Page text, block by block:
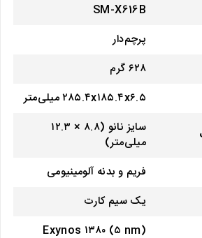
SM-X616B
پرچم‌دار
۶۲۸ گرم
۲۸۵.۴x۱۸۵.۴x۶.۵ میلی‌متر
سایز نانو (۸.۸ × ۱۲.۳
میلی‌متر)
فریم و بدنه آلومینیومی
یک سیم کارت
Exynos ۱۳۸۰ (۵ nm)